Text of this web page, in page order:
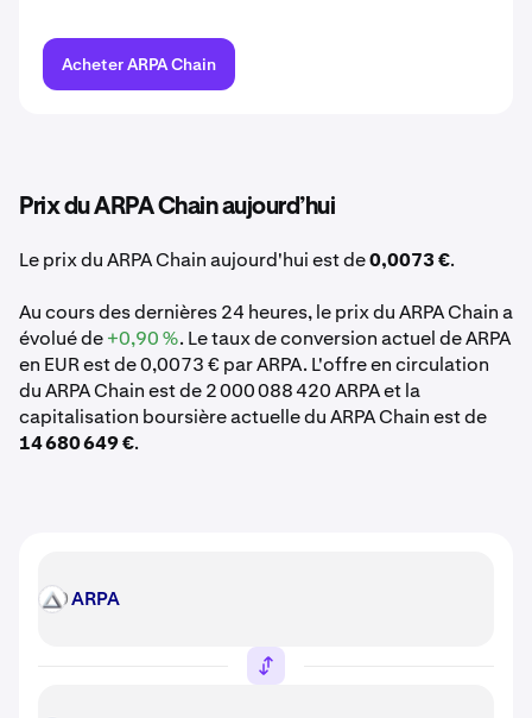
Acheter ARPA Chain
Prix du ARPA Chain aujourd’hui
Le prix du ARPA Chain aujourd'hui est de0,0073 €.
Au cours des dernières 24 heures, le prix du ARPA Chain a
évolué de+0,90 %. Le taux de conversion actuel de ARPA
en EUR est de 0,0073 € par ARPA. L'offre en circulation
du ARPA Chain est de 2 000 088 420 ARPA et la
capitalisation boursière actuelle du ARPA Chain est de
14 680 649 €.
ARPA ARPA